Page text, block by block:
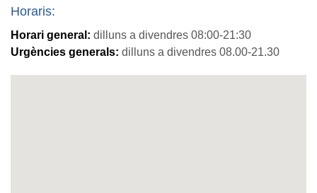
Horaris:
Horari general: dilluns a divendres 08:00-21:30
Urgències generals: dilluns a divendres 08.00-21.30